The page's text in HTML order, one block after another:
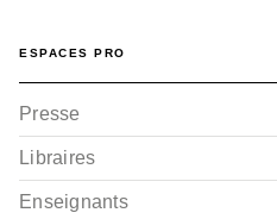
ESPACES PRO
Presse
Libraires
Enseignants